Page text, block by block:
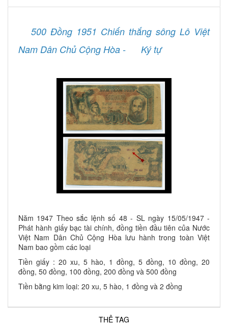
500 Đồng 1951 Chiến thắng sông Lô Việt
Nam Dân Chủ Cộng Hòa -
Ký tự
Năm 1947 Theo sắc lệnh số 48 - SL ngày 15/05/1947 -
Phát hành giấy bạc tài chính, đồng tiền đầu tiên của Nước
Việt Nam Dân Chủ Cộng Hòa lưu hành trong toàn Việt
Nam bao gồm các loại
Tiền giấy : 20 xu, 5 hào, 1 đồng, 5 đồng, 10 đồng, 20
đồng, 50 đồng, 100 đồng, 200 đồng và 500 đồng
Tiền bằng kim loại: 20 xu, 5 hào, 1 đồng và 2 đồng
THẺ TAG